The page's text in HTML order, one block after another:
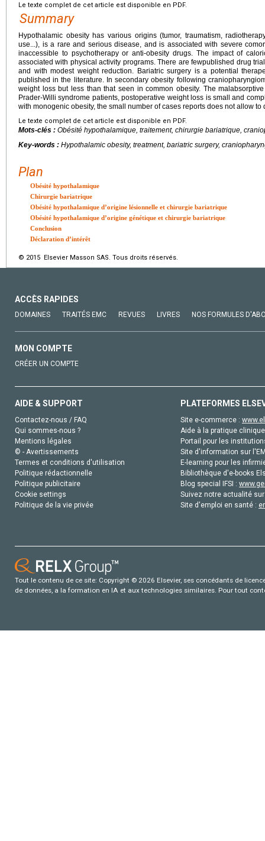
Le texte complet de cet article est disponible en PDF.
Summary
Hypothalamic obesity has various origins (tumor, traumatism,
use...), is a rare and serious disease, and is associated with severe
inaccessible to psychotherapy or anti-obesity drugs. The impact of
associated with physical activity programs. There are fewpublished drug
and with modest weight reduction. Bariatric surgery is a potential
published in the literature. In secondary obesity following
weight loss but less than that seen in common obesity. The
Prader-Willi syndrome patients, postoperative weight loss is small and
with monogenic obesity, the small number of cases reports does not allow to
Le texte complet de cet article est disponible en PDF.
Mots-clés : Obésité hypothalamique, traitement, chirurgie bariatrique,
Key-words : Hypothalamic obesity, treatment, bariatric surgery,
Plan
Obésité hypothalamique
Chirurgie bariatrique
Obésité hypothalamique d’origine lésionnelle et chirurgie bariatrique
Obésité hypothalamique d’origine génétique et chirurgie bariatrique
Conclusion
Déclaration d’intérêt
© 2015 Elsevier Masson SAS. Tous droits réservés.
ACCÈS RAPIDES
DOMAINES TRAITÉS EMC REVUES LIVRES NOS FORMULES
MON COMPTE
CRÉER UN COMPTE
AIDE & SUPPORT
Contactez-nous / FAQ
Qui sommes-nous ?
Mentions légales
© - Avertissements
Termes et conditions d'utilisation
Politique rédactionnelle
Politique publicitaire
Cookie settings
Politique de la vie privée
PLATEFORMES
Site e-commerce :
Aide à la pratique
Portail pour les
Site d'information sur
E-learning pour les
Bibliothèque d'e-books
Blog special IFSI :
Suivez notre actualité
Site d'emploi en santé :
Tout le contenu de ce site: Copyright © 2026 Elsevier, ses concédants de
de données, a la formation en IA et aux technologies similaires. Pour tout